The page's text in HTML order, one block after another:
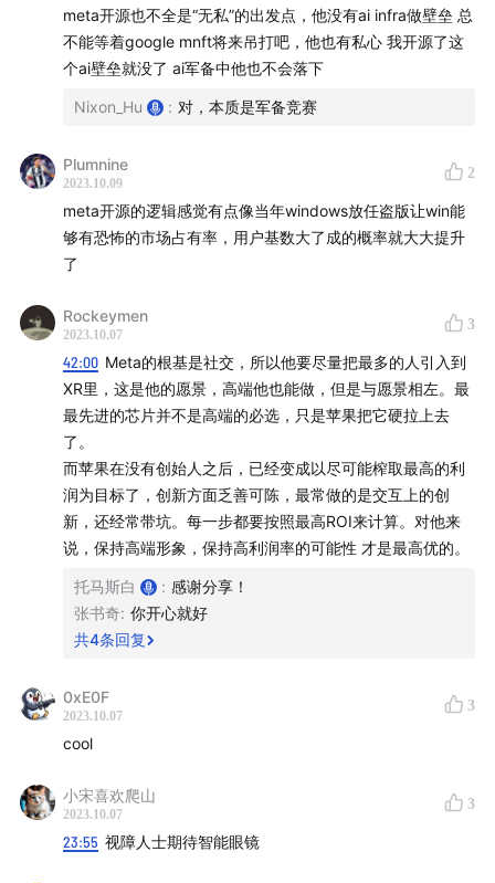
功能,但没有视觉AR显示，侧重音频和AI增强现实。
- 讨论：为什么做AR，需要先做一个音频/能拍照的
眼镜？——从更简单的设备开始,并随时间建立功能。
20:00 - Meta AI助手结合了大语言模型和名人化身,进行更
个性化和情境化的交互。
- Meta多年来一直投资于AI研究和模型,开源许多。
Llama是顶级开源模型。
Part2：Meta 和 Apple 的对比
- 技术策略：Meta在技术上更开放,而Apple封闭。
类似有性繁殖和无性繁殖的差异。领先的品牌不愿意开
- XR产品策略：Meta目标主流用户和更低价格。
Apple首先从高端做起。反映用户基数的差异和高端化能
力的差异。
- Meta 为什么做游戏？因为直接做通用的内容生
态，因为类似的安卓应用生态没有高端用户，无法让开发
50:00
- XR产品策略：Apple在AI上比看起来更活跃,M系
列芯片经优化可进行大模型训练。相较Meta开放的云
AI,Apple侧重隐私和端侧AI（差分隐私的算法、本地的即
时HDR预览）。
meta开源也不全是“无私”的出发点，他没有ai infra做壁垒 总
不能等着google mnft将来吊打吧，他也有私心 我开源了这
个ai壁垒就没了 ai军备中他也不会落下
Nixon_Hu : 对，本质是军备竞赛
Plumnine
2023.10.09
2
meta开源的逻辑感觉有点像当年windows放任盗版让win能
够有恐怖的市场占有率，用户基数大了成的概率就大大提升
了
Rockeymen
2023.10.07
3
42:00 Meta的根基是社交，所以他要尽量把最多的人引入到
XR里，这是他的愿景，高端他也能做，但是与愿景相左。最
最先进的芯片并不是高端的必选，只是苹果把它硬拉上去
了。
而苹果在没有创始人之后，已经变成以尽可能榨取最高的利
润为目标了，创新方面乏善可陈，最常做的是交互上的创
新，还经常带坑。每一步都要按照最高ROI来计算。对他来
说，保持高端形象，保持高利润率的可能性 才是最高优的。
托马斯白 : 感谢分享！
张书奇: 你开心就好
共4条回复
0xE0F
2023.10.07
3
cool
小宋喜欢爬山
2023.10.07
3
23:55 视障人士期待智能眼镜